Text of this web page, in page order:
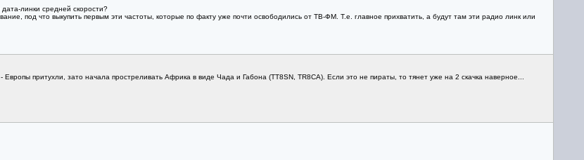
линки средней скорости?
под что выкупить первым эти частоты, которые по факту уже почти освободились от ТВ-ФМ. Т.е. главное прихватить, а будут там эти радио линк или
притухли, зато начала простреливать Африка в виде Чада и Габона (TT8SN, TR8CA). Если это не пираты, то тянет уже на 2 скачка наверное...